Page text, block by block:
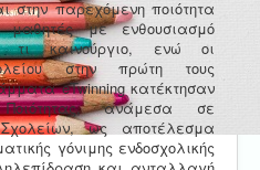
στην παρεχόμενη ποιότητα
μαθητές με ενθουσιασμό
τι καινούργιο, ενώ οι
στην πρώτη τους
eTwinning κατέκτησαν
ανάμεσα σε
Σχολείων, ως αποτέλεσμα
γόνιμης ενδοσχολικής